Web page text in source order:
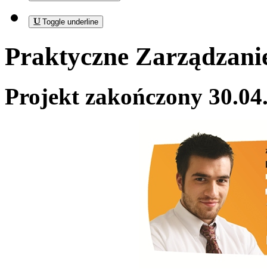
Toggle underline
Praktyczne
Projekt zakończony